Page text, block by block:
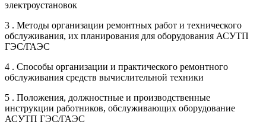
электроустановок
3 . Методы организации ремонтных работ и технического
обслуживания, их планирования для оборудования АСУТП
ГЭС/ГАЭС
4 . Способы организации и практического ремонтного
обслуживания средств вычислительной техники
5 . Положения, должностные и производственные
инструкции работников, обслуживающих оборудование
АСУТП ГЭС/ГАЭС